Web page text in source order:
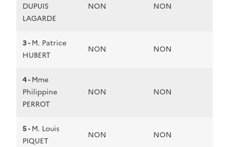
DUPUIS
LAGARDE
NON NON
3 -M. Patrice
HUBERT
NON NON
4 -Mme
Philippine
PERROT
NON NON
5 -M. Louis
PIQUET
NON NON